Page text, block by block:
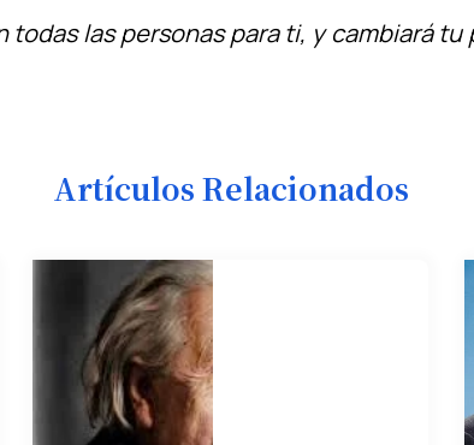
todas las personas para ti, y cambiará
Artículos Relacionados